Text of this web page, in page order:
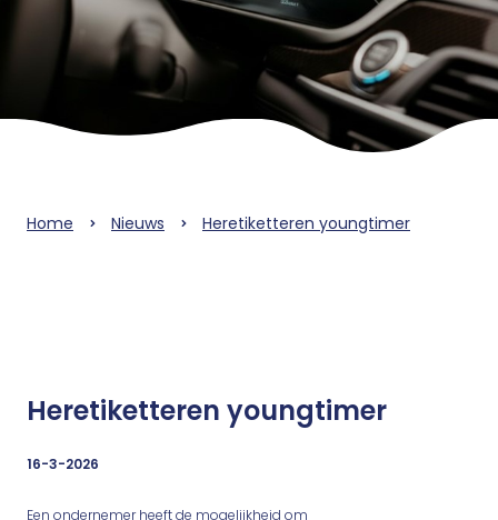
Home Nieuws Heretiketteren youngtimer
Heretiketteren youngtimer
16-3-2026
Een ondernemer heeft de mogelijkheid om